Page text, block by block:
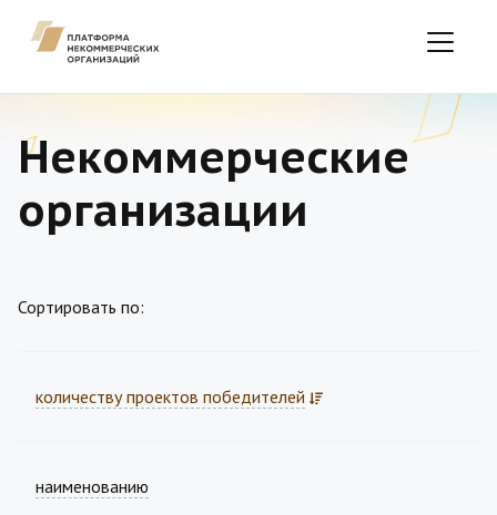
Некоммерческие
организации
Сортировать по:
количеству проектов победителей
наименованию